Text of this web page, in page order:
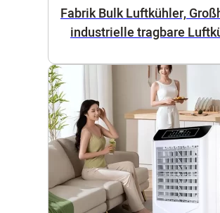
Fabrik Bulk Luftkühler,
industrielle tragbare